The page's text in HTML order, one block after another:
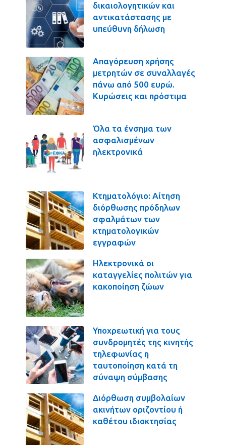
δικαιολογητικών και
αντικατάστασης με
υπεύθυνη δήλωση
Απαγόρευση χρήσης
μετρητών σε συναλλαγές
πάνω από 500 ευρώ.
Κυρώσεις και πρόστιμα
Όλα τα ένσημα των
ασφαλισμένων
ηλεκτρονικά
Κτηματολόγιο: Αίτηση
διόρθωσης πρόδηλων
σφαλμάτων των
κτηματολογικών
εγγραφών
Ηλεκτρονικά οι
καταγγελίες πολιτών για
κακοποίηση ζώων
Υποχρεωτική για τους
συνδρομητές της κινητής
τηλεφωνίας η
ταυτοποίηση κατά τη
σύναψη σύμβασης
Διόρθωση συμβολαίων
ακινήτων οριζοντίου ή
καθέτου ιδιοκτησίας